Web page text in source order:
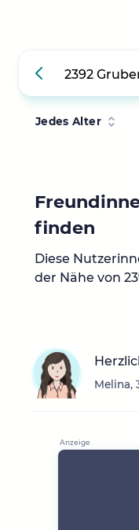
Jedes Alter
finden
Diese
der Nähe von
Melina,